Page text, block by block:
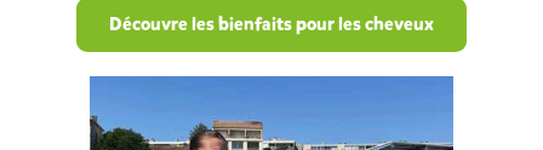
Découvre les bienfaits pour les cheveux